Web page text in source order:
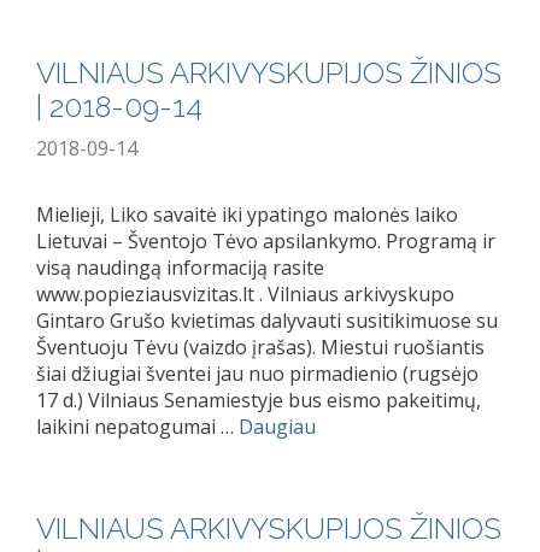
VILNIAUS ARKIVYSKUPIJOS ŽINIOS
| 2018-09-14
2018-09-14
Mielieji, Liko savaitė iki ypatingo malonės laiko
Lietuvai – Šventojo Tėvo apsilankymo. Programą ir
visą naudingą informaciją rasite
www.popieziausvizitas.lt . Vilniaus arkivyskupo
Gintaro Grušo kvietimas dalyvauti susitikimuose su
Šventuoju Tėvu (vaizdo įrašas). Miestui ruošiantis
šiai džiugiai šventei jau nuo pirmadienio (rugsėjo
17 d.) Vilniaus Senamiestyje bus eismo pakeitimų,
laikini nepatogumai … Daugiau
VILNIAUS ARKIVYSKUPIJOS ŽINIOS